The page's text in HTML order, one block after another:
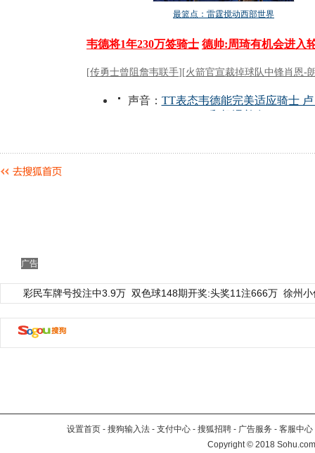
广告
彩民车牌号投注中3.9万 双色球148期开奖:头奖11注666万 徐州
设置首页 - 搜狗输入法 - 支付中心 - 搜狐招聘 - 广告服务 - 客服中心
Copyright©2018